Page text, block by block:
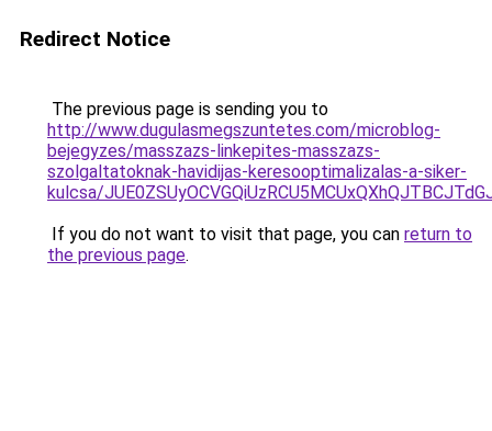
Redirect Notice
The previous page is sending you to
http://www.dugulasmegszuntetes.com/microblog-
bejegyzes/masszazs-linkepites-masszazs-
szolgaltatoknak-havidijas-keresooptimalizalas-a-siker-
kulcsa/
If you do not want to visit that page, you can return to
the previous page.